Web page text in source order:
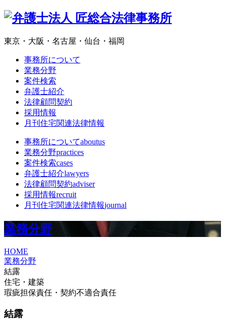
東京・大阪・名古屋・仙台・福岡
事務所について
業務分野
案件検索
弁護士紹介
法律顧問契約
採用情報
月刊住宅関連法律情報
事務所についてaboutus
業務分野practices
案件検索cases
弁護士紹介lawyers
法律顧問契約adviser
採用情報recruit
月刊住宅関連法律情報journal
業務分野
HOME
業務分野
結露
住宅・建築
瑕疵担保責任・契約不適合責任
結露